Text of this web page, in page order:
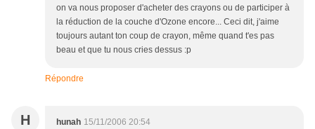
on va nous proposer d'acheter des crayons ou de participer à
la réduction de la couche d'Ozone encore... Ceci dit, j'aime
toujours autant ton coup de crayon, même quand t'es pas
beau et que tu nous cries dessus :p
Répondre
H hunah 15/11/2006 20:54